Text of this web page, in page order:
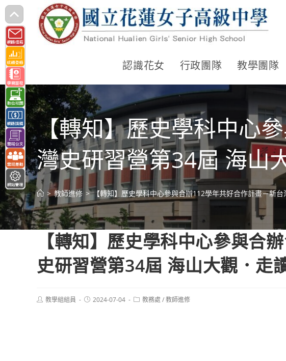
跳
轉
至
主
要
內
容
認識花女 行政團隊 教學團隊
【轉知】歷史學科中心
灣史研習營第34屆 海山
> 教師進修 > 【轉知】歷史學科中心參與合辦112學年共好合作計畫－新
【轉知】歷史學科中心參與合
史研習營第34屆 海山大觀．走
Post教學組組員
Post2024-07-04
Post教務處 /教師進修